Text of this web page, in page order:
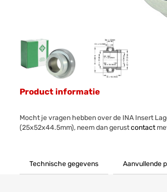
Product informatie
Mocht je vragen hebben over de INA Insert
(25x52x44.5mm), neem dan gerustcontact
Technische gegevens Aanvullende